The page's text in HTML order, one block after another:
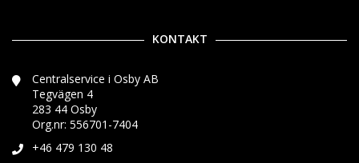
KONTAKT
Centralservice i Osby AB
Tegvägen 4
283 44 Osby
Org.nr: 556701-7404
+46 479 130 48